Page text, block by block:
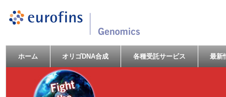
ホーム オリゴDNA合成 各種受託サービス 最新